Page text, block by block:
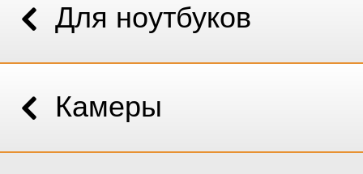
Для ноутбуков
Камеры